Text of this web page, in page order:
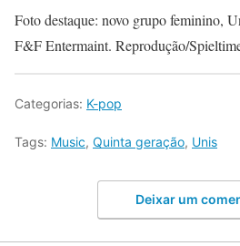
Foto destaque: novo grupo feminino,
F&F Entermaint. Reprodução/
Categorias: K-pop
Tags: Music, Quinta geração, Unis
Deixar um